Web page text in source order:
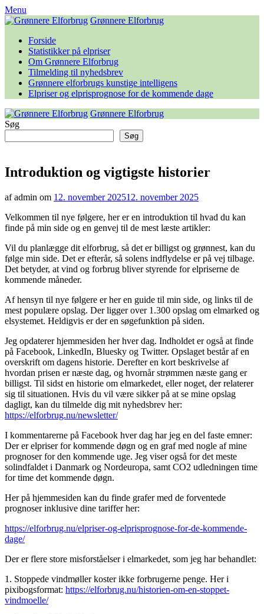
Skip
to
Menu
Grønnere Elforbrug
Forside
Statistikker på elpriser
Om Grønnere Elforbrug
Tilmelding til nyhedsbrev
Grønnere elforbrugs kunstige intelligens
Elpriser og elprisprognose for de kommende dage
Grønnere Elforbrug
Søg
Søg
Introduktion og vigtigste historier
af admin om 12. november 202512. november 2025
Velkommen til nye følgere, her er en introduktion til hvad du kan
finde på min side og en genvej til de mest læste artikler:
Vil du planlægge dit elforbrug, så det er billigst og grønnest, kan du
følge min side. Det er efterår, så solens indflydelse er på vej tilbage.
Det betyder, at vind og forbrug bliver styrende for elpriserne de
kommende måneder.
Af hensyn til nye følgere er her en guide til min side, og links til de
mest populære opslag. Der ligger over 1.300 opslag om elmarked og
elsystemet. Heldigvis er der en søgefunktion på siden.
Jeg opdaterer hjemmesiden her hver dag. Indholdet er også at finde
på Facebook, LinkedIn, Bluesky og Twitter. Opslaget består af en
overskrift om dagens historie. Derefter en kort beskrivelse af
hvordan prisen er næste dag, og hvornår strømmen næste gang er
billigst. Til sidst en historie om elmarkedet, eller noget, der relaterer
sig til situationen. Hvis du vil være sikker på at se mine opslag
dagligt, kan du tilmelde dig mit nyhedsbrev her:
https://elforbrug.nu/newsletter/
I kommentarerne på Facebook hver dag har jeg en del faste emner:
Der er elpriser for kommende døgn og en graf med nogle af mine
prognoser for den kommende uge. Jeg viser også for det meste
solindfaldet i Danmark og Nordeuropa, samt CO2 udledningen time
for time det kommende døgn.
Her på hjemmesiden kan du finde grafer med de forventede
prognoser inklusive dine tariffer her:
https://elforbrug.nu/elpriser-og-elprisprognose-for-de-kommende-
dage/
Der er flere store misforståelser i elmarkedet, som jeg har behandlet:
1. Stoppede vindmøller koster ikke forbrugerne penge. Her i
pixibogsformat: https://elforbrug.nu/historien-om-en-stoppet-
vindmoelle/